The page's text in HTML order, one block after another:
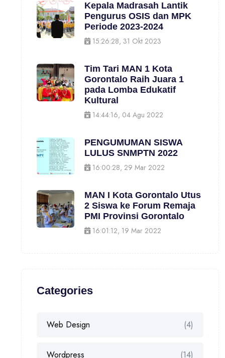
Kepala Madrasah Lantik
Pengurus OSIS dan MPK
Periode 2023-2024
15:26:28, 31 Okt 2023
Tim Tari MAN 1 Kota
Gorontalo Raih Juara 1
pada Lomba Edukatif
Kultural
14:44:16, 04 Agu 2022
PENGUMUMAN SISWA
LULUS SNMPTN 2022
16:00:28, 29 Mar 2022
MAN I Kota Gorontalo Utus
2 Siswa ke Forum Remaja
PMI Provinsi Gorontalo
16:01:12, 19 Mar 2022
Categories
Web Design (4)
Wordpress (14)